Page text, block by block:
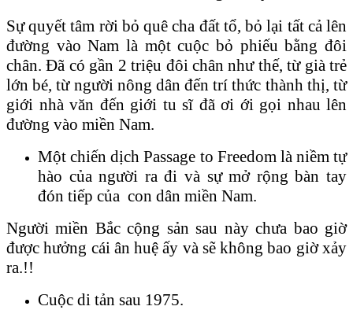
Sự quyết tâm rời bỏ quê cha đất tổ, bỏ lại tất cả lên
đường vào Nam là một cuộc bỏ phiếu bằng đôi
chân. Đã có gần 2 triệu đôi chân như thế, từ già trẻ
lớn bé, từ người nông dân đến trí thức thành thị, từ
giới nhà văn đến giới tu sĩ đã ơi ới gọi nhau lên
đường vào miền Nam.
Một chiến dịch Passage to Freedom là niềm tự
hào của người ra đi và sự mở rộng bàn tay
đón tiếp của con dân miền Nam.
Người miền Bắc cộng sản sau này chưa bao giờ
được hưởng cái ân huệ ấy và sẽ không bao giờ xảy
ra.!!
Cuộc di tản sau 1975.